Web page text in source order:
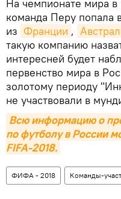
На чемпионате мира в
команда Перу попала
из Франции ,
такую компанию
интересней будет
первенство мира в
золотому периоду
не участвовали в
Всю информацию о
по футболу в России
FIFA-2018.
ФИФА - 2018 Команды-